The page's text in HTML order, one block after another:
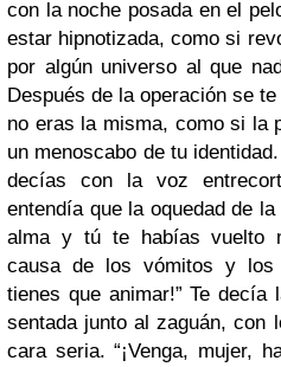
con la noche posada en el
estar hipnotizada, como si
por algún universo al que
Después de la operación se
no eras la misma, como si la
un menoscabo de tu
decías con la voz
entendía que la oquedad de
alma y túte habías vuelto
causa de los vómitos y los
tienes que animar!” Te decía
sentada junto al zaguán, con
cara seria. “¡Venga, mujer,